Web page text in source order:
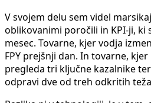
V svojem delu sem videl
oblikovanimi poročili in KPI-ji, ki
mesec. Tovarne, kjer vodja
FPY prejšnji dan. In tovarne,
pregleda tri ključne kazalnike
odpravi dve od treh odkritih